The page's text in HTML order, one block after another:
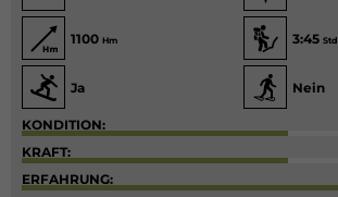
1100 Hm 3:45 Std.
Ja Nein
KONDITION:
KRAFT:
ERFAHRUNG: